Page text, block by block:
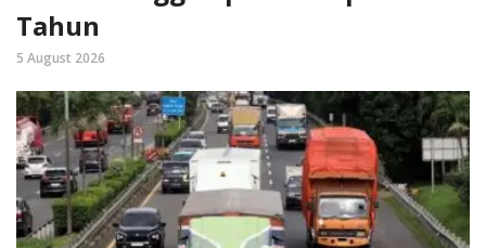
Tahun
5 August 2026